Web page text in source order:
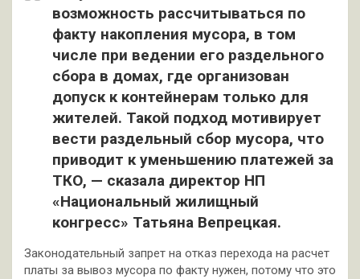
возможность рассчитываться по
факту накопления мусора, в том
числе при ведении его раздельного
сбора в домах, где организован
допуск к контейнерам только для
жителей. Такой подход мотивирует
вести раздельный сбор мусора, что
приводит к уменьшению платежей за
ТКО, — сказала директор НП
«Национальный жилищный
конгресс» Татьяна Вепрецкая.
Законодательный запрет на отказ перехода на расчет
платы за вывоз мусора по факту нужен, потому что это